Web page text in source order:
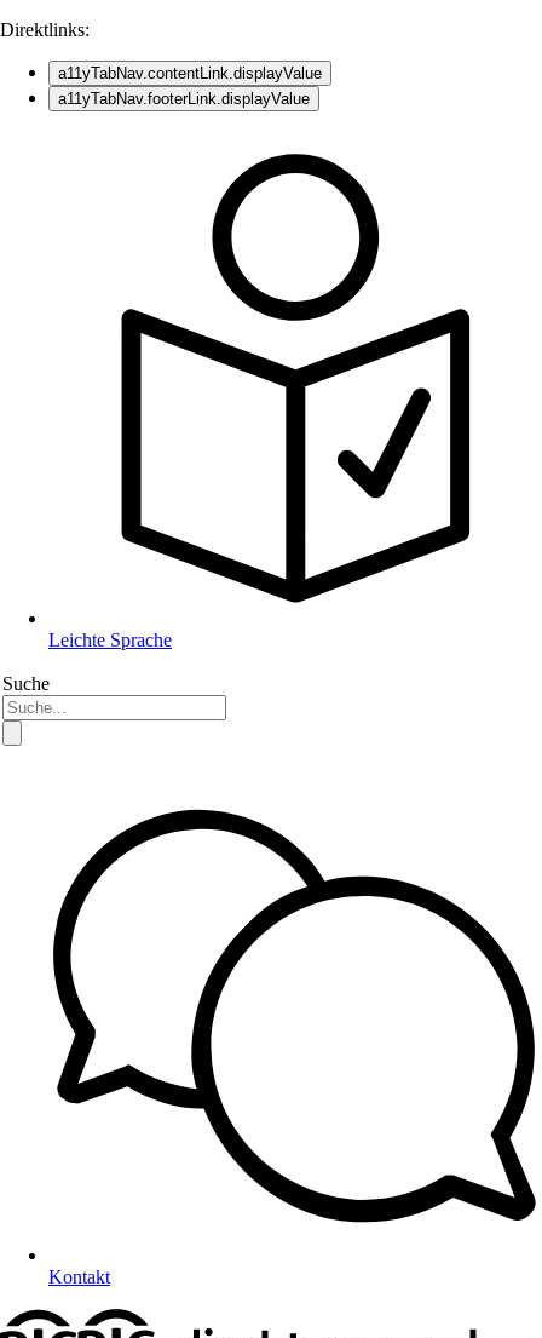
Direktlinks:
a11yTabNav.contentLink.displayValue
a11yTabNav.footerLink.displayValue
Leichte Sprache
Suche
Kontakt